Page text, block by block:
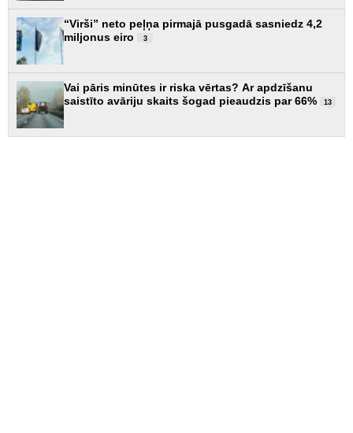
“Virši” neto peļņa pirmajā pusgadā sasniedz 4,2
miljonus eiro
3
Vai pāris minūtes ir riska vērtas? Ar apdzīšanu
saistīto avāriju skaits šogad pieaudzis par 66%
13